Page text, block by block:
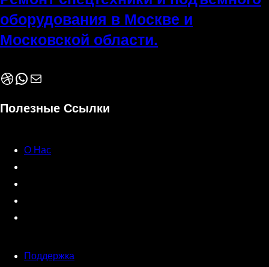
оборудования в Москве и
Московской области.
Dribbble WhatsApp Почта
Полезные Ссылки
О Нас
Поддержка